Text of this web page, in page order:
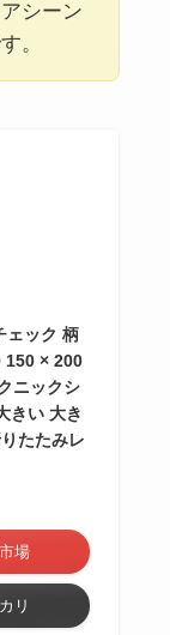
シーン
。
ェック 柄
150 × 200
ニックシ
きい 大き
たたみレ
場
リ